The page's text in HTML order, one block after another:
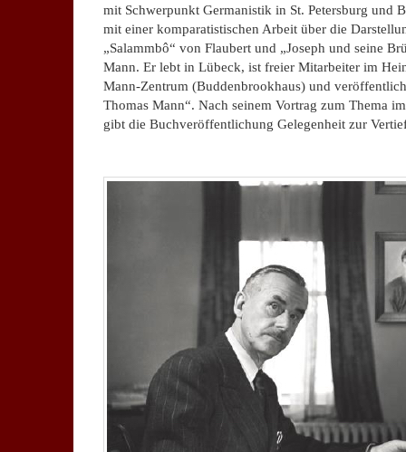
mit Schwerpunkt Germanistik in St. Petersburg und
mit einer komparatistischen Arbeit über die
„Salammbô“ von Flaubert und „Joseph und seine
Mann. Er lebt in Lübeck, ist freier Mitarbeiter im
Mann-Zentrum (Buddenbrookhaus) und
Thomas Mann“. Nach seinem Vortrag zum Thema
gibt die Buchveröffentlichung Gelegenheit zur